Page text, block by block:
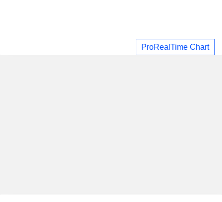
ProRealTime Chart